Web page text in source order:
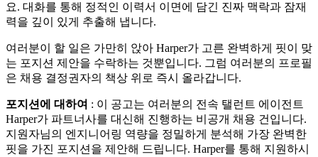
요. 대화를 통해 정적인 이력서 이면에 담긴 진짜 맥락과 잠재
력을 깊이 있게 추출해 냅니다.
여러분이 할 일은 가만히 앉아 Harper가 고른 완벽하게 핏이 맞
는 포지션 제안을 수락하는 것뿐입니다. 그럼 여러분의 프로필
은 채용 결정권자의 책상 위로 즉시 올라갑니다.
포지션에 대하여 : 이 공고는 여러분의 전속 탤런트 에이전트
Harper가 파트너사를 대신해 진행하는 비공개 채용 건입니다.
지원자님의 엔지니어링 역량을 정밀하게 분석해 가장 완벽한
핏을 가진 포지션을 제안해 드립니다. Harper를 통해 지원하시